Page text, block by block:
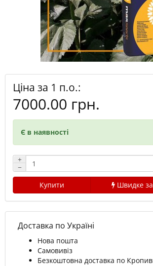
Ціна за 1 п.о.:
7000.00 грн.
Є в наявності
+
−
Купити
Швидке
Доставка по Україні
Нова пошта
Самовивіз
Безкоштовна доставка по